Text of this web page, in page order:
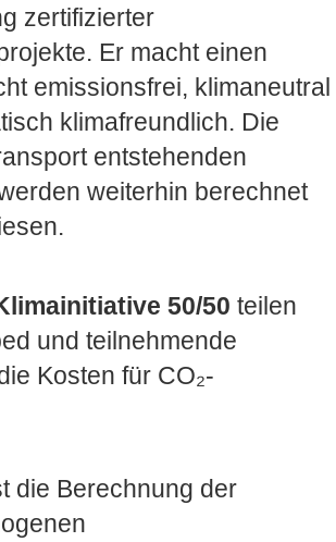
zertifizierter
Er macht einen
emissionsfrei, klimaneutral
klimafreundlich. Die
entstehenden
weiterhin berechnet
50/50 teilen
und teilnehmende
Kosten für CO₂-
die Berechnung der